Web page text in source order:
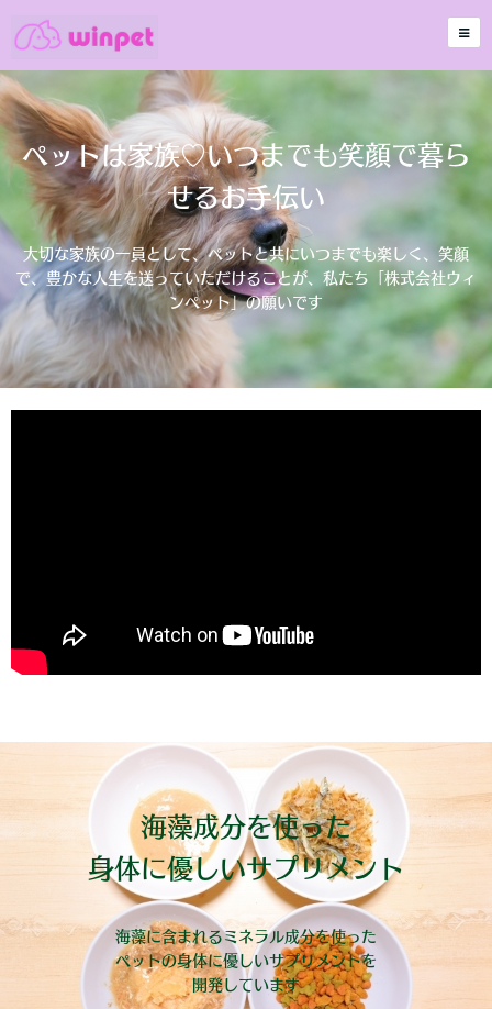
ペットは家族♡いつまでも笑顔で暮ら
せるお手伝い
大切な家族の一員として、ペットと共にいつまでも楽しく、笑顔
で、豊かな人生を送っていただけることが、私たち「株式会社ウィ
ンペット」の願いです
海藻成分を使った
身体に優しいサプリメント
海藻に含まれるミネラル成分を使った
ペットの身体に優しいサプリメントを
開発しています